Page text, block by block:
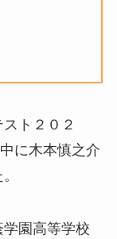
ト２０２
に木本慎之介
園高等学校